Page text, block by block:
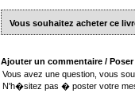
Vous souhaitez acheter ce
Ajouter un commentaire /
Vous avez une question, vous
N'h�sitez pas � poster votre